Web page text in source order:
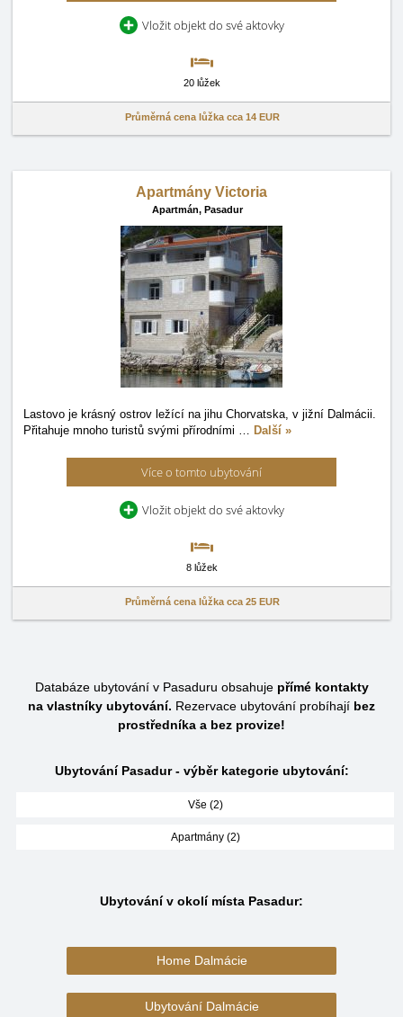
Vložit objekt do své aktovky
20 lůžek
Průměrná cena lůžka cca 14 EUR
Apartmány Victoria
Apartmán, Pasadur
Lastovo je krásný ostrov ležící na jihu Chorvatska, v jižní Dalmácii.
Přitahuje mnoho turistů svými přírodními … Další »
Více o tomto ubytování
Vložit objekt do své aktovky
8 lůžek
Průměrná cena lůžka cca 25 EUR
Databáze ubytování v Pasaduru obsahuje přímé kontakty
na vlastníky ubytování. Rezervace ubytování probíhají bez
prostředníka a bez provize!
Ubytování Pasadur - výběr kategorie ubytování:
Vše (2)
Apartmány (2)
Ubytování v okolí místa Pasadur:
Home Dalmácie
Ubytování Dalmácie